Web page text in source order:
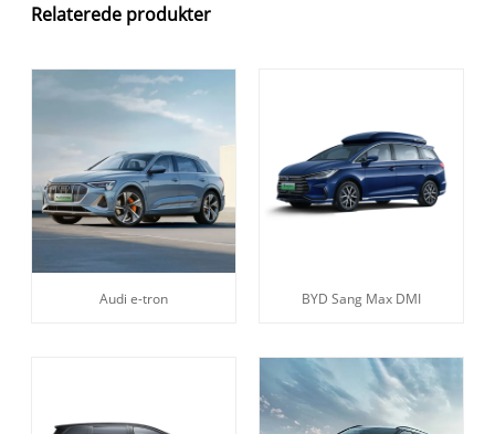
Relaterede produkter
Audi e-tron BYD Sang Max DMI